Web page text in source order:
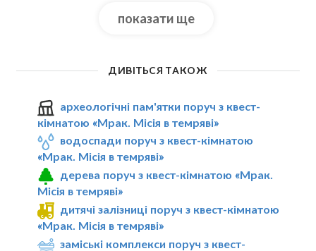
показати ще
ДИВІТЬСЯ ТАКОЖ
археологічні пам'ятки поруч з квест-
кімнатою «Мрак. Мiсiя в темрявi»
водоспади поруч з квест-кімнатою
«Мрак. Мiсiя в темрявi»
дерева поруч з квест-кімнатою «Мрак.
Мiсiя в темрявi»
дитячі залізниці поруч з квест-кімнатою
«Мрак. Мiсiя в темрявi»
заміські комплекси поруч з квест-